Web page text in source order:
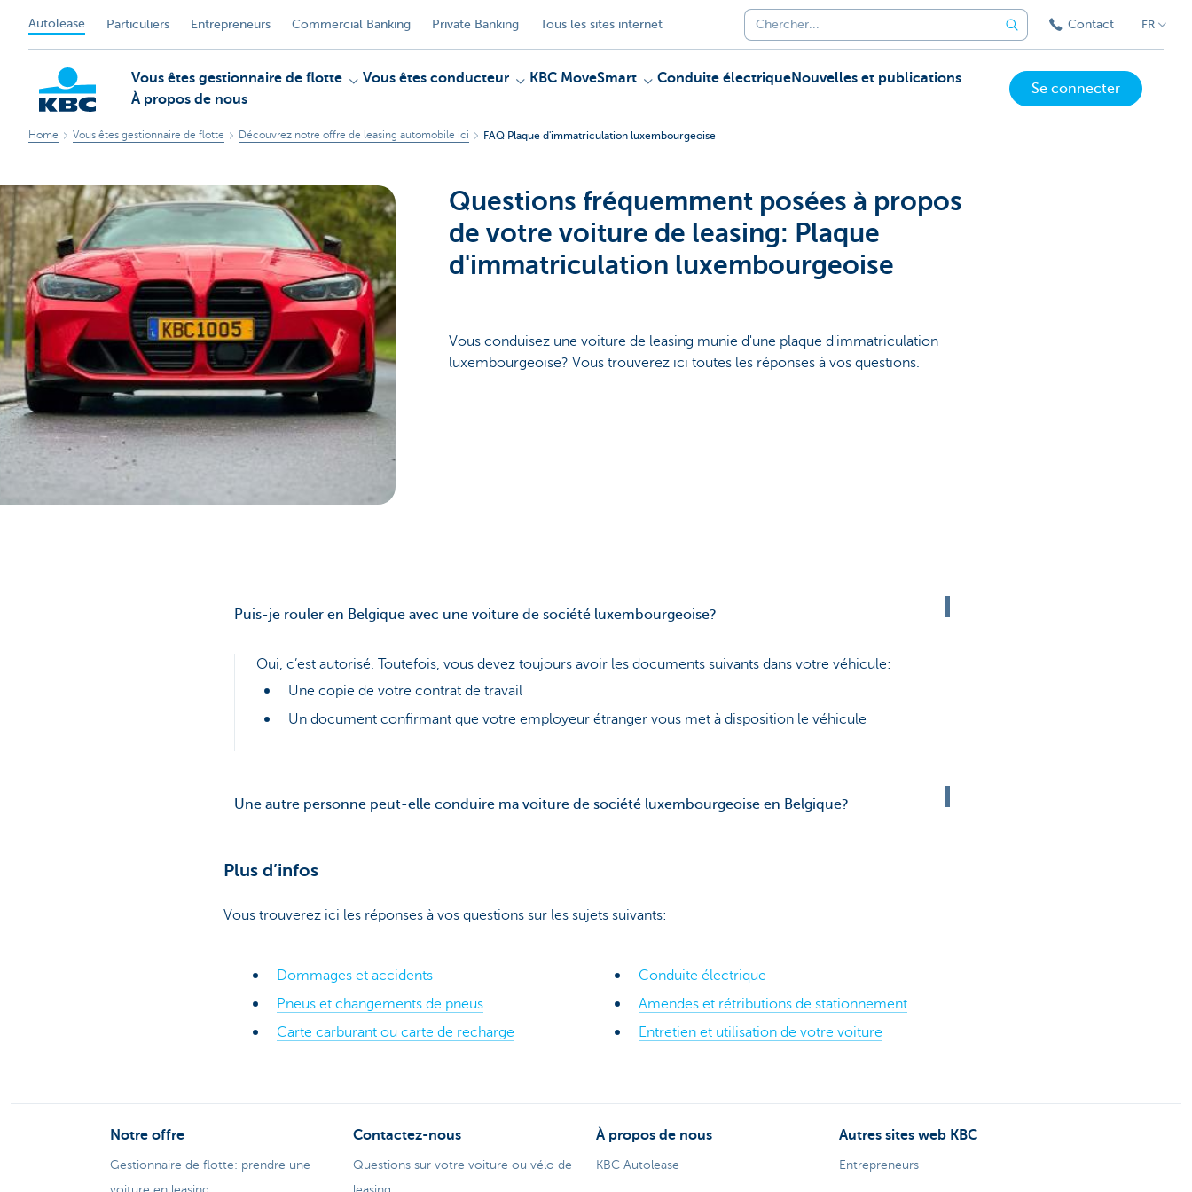
Autolease Particuliers Entrepreneurs Commercial Banking Private Banking Tous les sites internet Contact FR
KBC
Corporate
Vous êtes gestionnaire de flotte Vous êtes conducteur KBC MoveSmart Conduite électriqueNouvelles et publications
À propos de nous
Se connecter
Home Vous êtes gestionnaire de flotte Découvrez notre offre de leasing automobile ici FAQ Plaque d'immatriculation luxembourgeoise
Questions fréquemment posées à propos
de votre voiture de leasing: Plaque
d'immatriculation luxembourgeoise
Vous conduisez une voiture de leasing munie d'une plaque d'immatriculation
luxembourgeoise? Vous trouverez ici toutes les réponses à vos questions.
Puis-je rouler en Belgique avec une voiture de société luxembourgeoise?
Oui, c’est autorisé. Toutefois, vous devez toujours avoir les documents suivants dans votre véhicule:
Une copie de votre contrat de travail
Un document confirmant que votre employeur étranger vous met à disposition le véhicule
Une autre personne peut-elle conduire ma voiture de société luxembourgeoise en Belgique?
Plus d’infos
Vous trouverez ici les réponses à vos questions sur les sujets suivants:
Dommages et accidents
Pneus et changements de pneus
Carte carburant ou carte de recharge
Conduite électrique
Amendes et rétributions de stationnement
Entretien et utilisation de votre voiture
Notre offre
Gestionnaire de flotte: prendre une
Contactez-nous
Questions sur votre voiture ou vélo de
À propos de nous
KBC Autolease
Autres sites web KBC
Entrepreneurs